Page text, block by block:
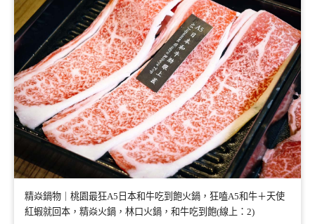
精焱鍋物｜桃園最狂A5日本和牛吃到飽火鍋，狂嗑A5和牛＋天使
紅蝦就回本，精焱火鍋，林口火鍋，和牛吃到飽(線上：2)